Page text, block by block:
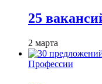
25
2 марта
Профессии